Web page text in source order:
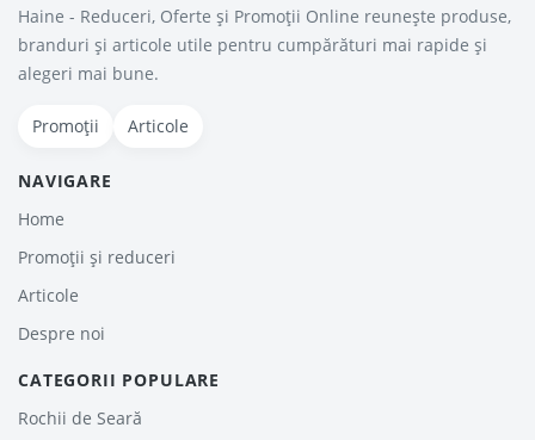
Haine - Reduceri, Oferte şi Promoţii Online reunește produse,
branduri și articole utile pentru cumpărături mai rapide și
alegeri mai bune.
Promoții Articole
NAVIGARE
Home
Promoții și reduceri
Articole
Despre noi
CATEGORII POPULARE
Rochii de Seară